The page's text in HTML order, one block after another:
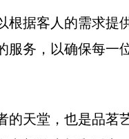
根据客人的需求提
务，以确保每一
的天堂，也是品茗